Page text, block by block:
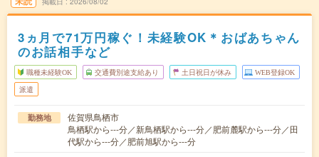
3ヵ月で71万円稼ぐ！未経験OK＊おばあちゃん
のお話相手など
職種未経験OK 交通費別途支給あり 土日祝日が休み WEB登録OK
派遣
勤務地
佐賀県鳥栖市
鳥栖駅から---分／新鳥栖駅から---分／肥前麓駅から---分／田
代駅から---分／肥前旭駅から---分